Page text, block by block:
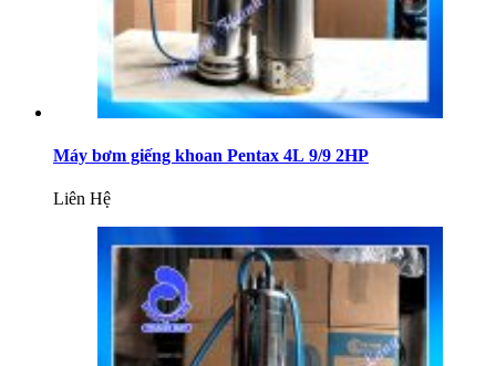
Máy bơm giếng khoan Pentax 4L 9/9 2HP
Liên Hệ